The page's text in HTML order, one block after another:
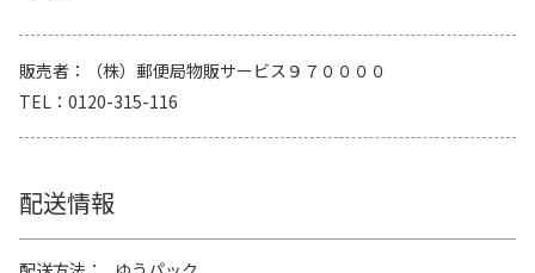
販売者
（株）郵便局物販サービス９７００００
TEL
0120-315-116
配送情報